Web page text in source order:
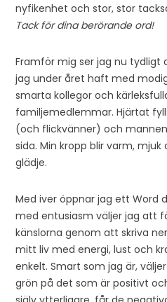
nyfikenhet och stor, stor
Tack för dina berörande ord!
Framför mig ser jag nu tydligt
jag under året haft med
smarta kollegor och
familjemedlemmar. Hjärtat
(och flickvänner) och
sida. Min kropp blir varm,
glädje.
Med iver öppnar jag ett Word
med entusiasm väljer jag att
känslorna genom att skriva
mitt liv med energi, lust och
enkelt. Smart som jag är,
grön på det som är positivt